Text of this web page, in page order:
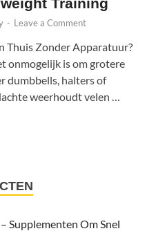
- Leave a Comment
Thuis Zonder Apparatuur?
onmogelijk is om grotere
dumbbells, halters of
weerhoudt velen …
Supplementen Om Snel